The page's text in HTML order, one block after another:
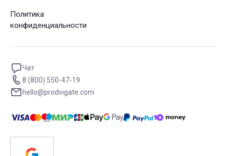
Политика
конфиденциальности
Чат
8 (800) 550-47-19
hello@prodvigate.com